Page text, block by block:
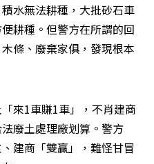
水無法耕種，大批砂石車
耕種。但警方在所謂的回
條、廢棄家俱，發現根本
來1車賺1車」，不肖建商
廢土處理廠划算。警方
建商「雙贏」，難怪甘冒